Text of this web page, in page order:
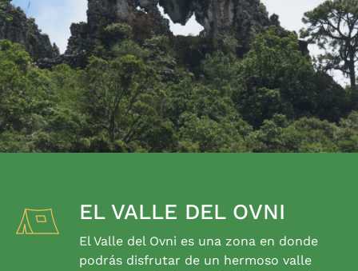
EL VALLE DEL OVNI
El Valle del Ovni es una zona en donde
podrás disfrutar de un hermoso valle